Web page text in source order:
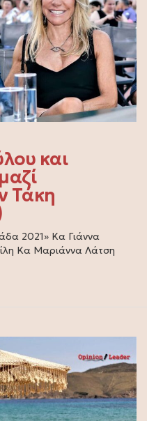
και
Τάκη
2021» Κα Γιάννα
Κα Μαριάννα Λάτση